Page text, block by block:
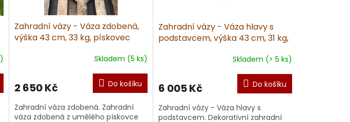
Zahradní vázy - Váza zdobená,
výška 43 cm, 33 kg, pískovec
Skladem (5 ks)
2 650 Kč Do košíku
Zahradní váza zdobená. Zahradní
váza zdobená z umělého pískovce
Zahradní vázy - Váza hlavy s
podstavcem, výška 43 cm, 31 kg,
Skladem (> 5 ks)
6 005 Kč Do košíku
Zahradní vázy - Váza hlavy s
podstavcem. Dekorativní zahradní